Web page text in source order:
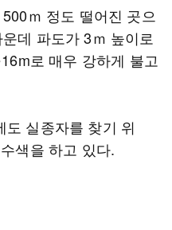
ｍ 정도 떨어진 곳으
데 파도가 3ｍ 높이로
로 매우 강하게 불고
실종자를 찾기 위
색을 하고 있다.